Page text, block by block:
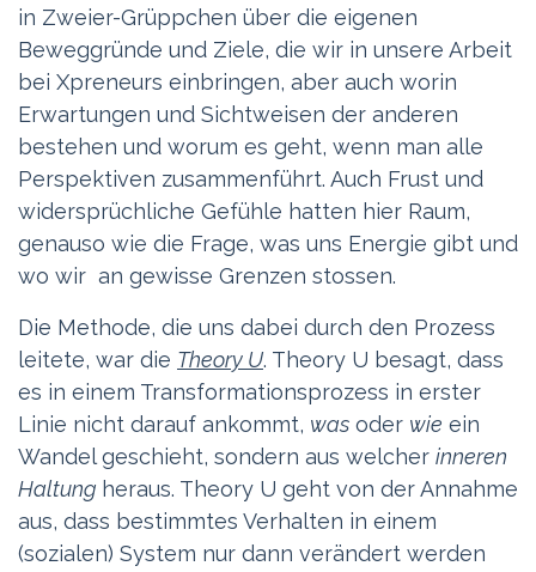
in Zweier-Grüppchen über die eigenen
Beweggründe und Ziele, die wir in unsere Arbeit
bei Xpreneurs einbringen, aber auch worin
Erwartungen und Sichtweisen der anderen
bestehen und worum es geht, wenn man alle
Perspektiven zusammenführt. Auch Frust und
widersprüchliche Gefühle hatten hier Raum,
genauso wie die Frage, was uns Energie gibt und
wo wir an gewisse Grenzen stossen.
Die Methode, die uns dabei durch den Prozess
leitete, war die Theory U. Theory U besagt, dass
es in einem Transformationsprozess in erster
Linie nicht darauf ankommt, was oder wie ein
Wandel geschieht, sondern aus welcher inneren
Haltung heraus. Theory U geht von der Annahme
aus, dass bestimmtes Verhalten in einem
(sozialen) System nur dann verändert werden